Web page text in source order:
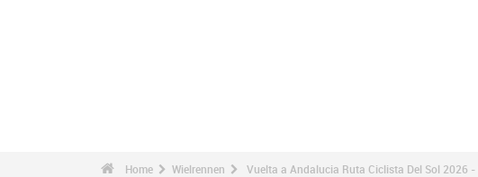
Home Wielrennen Vuelta a Andalucia Ruta Ciclista Del Sol 2026